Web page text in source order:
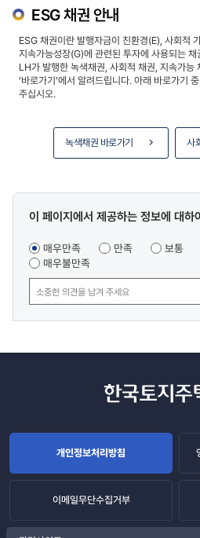
ESG 채권 안내
ESG 채권이란 발행자금이 친환경(E), 사회적
지속가능성장(G)에 관련된 투자에 사용되는 채
LH가 발행한 녹색채권, 사회적 채권, 지속가능
‘바로가기’에서 알려드립니다. 아래 바로가기
주십시오.
녹색채권 바로가기 사
콘텐츠
조사
이 페이지에서 제공하는 정보에 대하
매우만족 만족 보통
매우불만족
개인정보처리방침
이메일무단수집거부